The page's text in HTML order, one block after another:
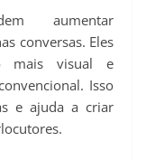
aumentar
conversas. Eles
mais visual e
Isso
e ajuda a criar